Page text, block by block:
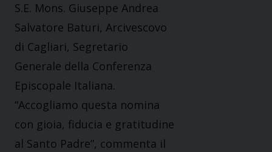
S.E. Mons. Giuseppe Andrea
Salvatore Baturi, Arcivescovo
di Cagliari, Segretario
Generale della Conferenza
Episcopale Italiana.
“Accogliamo questa nomina
con gioia, fiducia e gratitudine
al Santo Padre”, commenta il